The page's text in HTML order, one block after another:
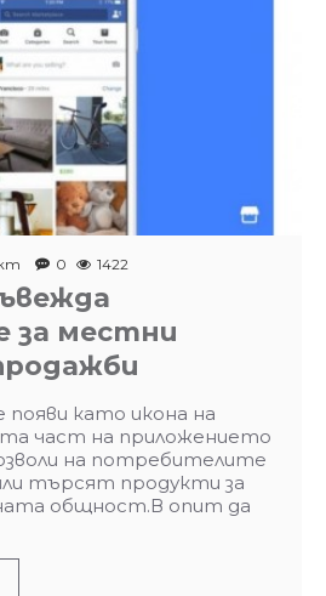
0 1422
за местни
като икона на
част на приложението
на потребителите
търсят продукти за
общност.В опит да